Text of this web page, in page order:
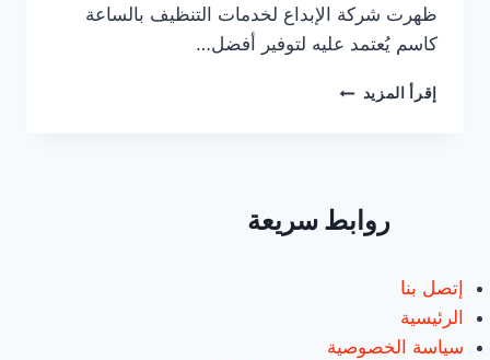
ظهرت شركة الإبداع لخدمات التنظيف بالساعة
كاسم يُعتمد عليه لتوفير أفضل…
إقرأ المزيد عاملات
روابط سريعة
إتصل بنا
الرئيسية
سياسة الخصوصية